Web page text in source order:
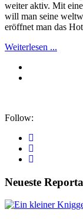
weiter aktiv. Mit
will man seine
eröffnet man das
Weiterlesen ...
Follow:
Neueste